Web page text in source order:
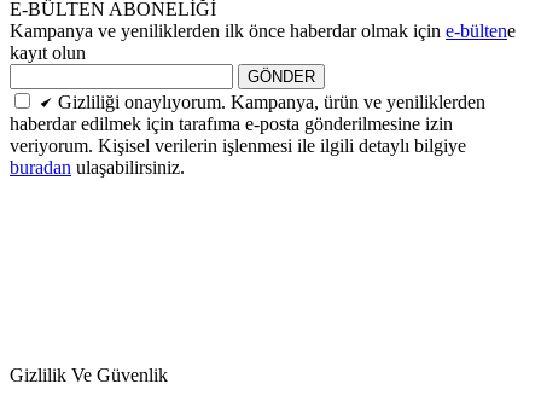
E-BÜLTEN ABONELİĞİ
Kampanya ve yeniliklerden ilk önce haberdar olmak için e-bültene
kayıt olun
GÖNDER
Gizliliği onaylıyorum. Kampanya, ürün ve yeniliklerden
haberdar edilmek için tarafıma e-posta gönderilmesine izin
veriyorum. Kişisel verilerin işlenmesi ile ilgili detaylı bilgiye
buradan ulaşabilirsiniz.
Gizlilik Ve Güvenlik